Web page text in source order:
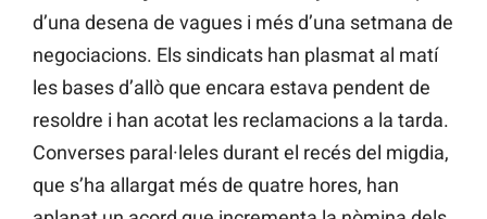
d’una desena de vagues i més d’una setmana de
negociacions. Els sindicats han plasmat al matí
les bases d’allò que encara estava pendent de
resoldre i han acotat les reclamacions a la tarda.
Converses paral·leles durant el recés del migdia,
que s’ha allargat més de quatre hores, han